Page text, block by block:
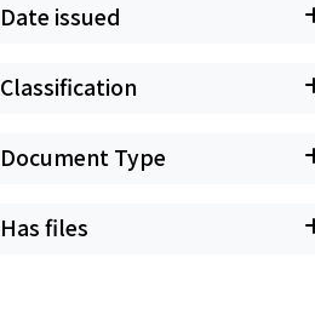
Date issued
Classification
Document Type
Has files